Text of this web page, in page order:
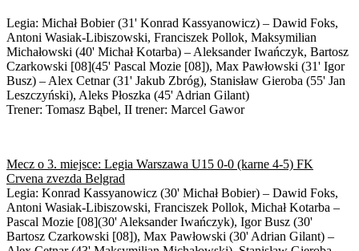
Legia: Michał Bobier (31' Konrad Kassyanowicz) – Dawid Foks,
Antoni Wasiak-Libiszowski, Franciszek Pollok, Maksymilian
Michałowski (40' Michał Kotarba) – Aleksander Iwańczyk, Bartosz
Czarkowski [08](45' Pascal Mozie [08]), Max Pawłowski (31' Igor
Busz) – Alex Cetnar (31' Jakub Zbróg), Stanisław Gieroba (55' Jan
Leszczyński), Aleks Płoszka (45' Adrian Gilant)
Trener: Tomasz Bąbel, II trener: Marcel Gawor
Mecz o 3. miejsce: Legia Warszawa U15 0-0 (karne 4-5) FK
Crvena zvezda Belgrad
Legia: Konrad Kassyanowicz (30' Michał Bobier) – Dawid Foks,
Antoni Wasiak-Libiszowski, Franciszek Pollok, Michał Kotarba –
Pascal Mozie [08](30' Aleksander Iwańczyk), Igor Busz (30'
Bartosz Czarkowski [08]), Max Pawłowski (30' Adrian Gilant) –